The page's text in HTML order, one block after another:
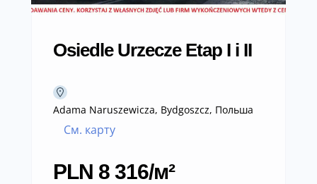
Osiedle Urzecze Etap I i II
Adama Naruszewicza, Bydgoszcz, Польша
См. карту
PLN 8 316/м²